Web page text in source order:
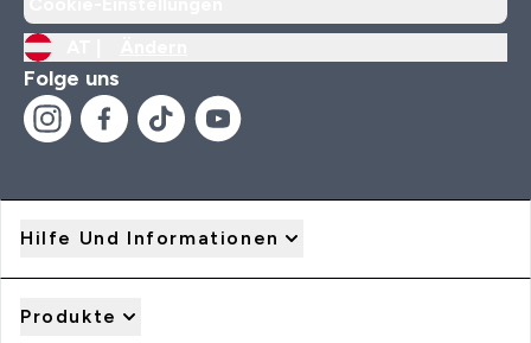
Folge uns
Hilfe Und Informationen
Produkte